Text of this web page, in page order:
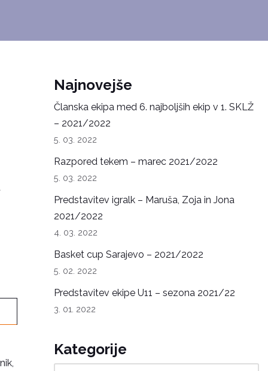
Najnovejše
Članska ekipa med 6. najboljših ekip v 1. SKLŽ
– 2021/2022
5. 03. 2022
Razpored tekem – marec 2021/2022
5. 03. 2022
Predstavitev igralk – Maruša, Zoja in Jona
2021/2022
4. 03. 2022
Basket cup Sarajevo – 2021/2022
5. 02. 2022
Predstavitev ekipe U11 – sezona 2021/22
3. 01. 2022
Kategorije